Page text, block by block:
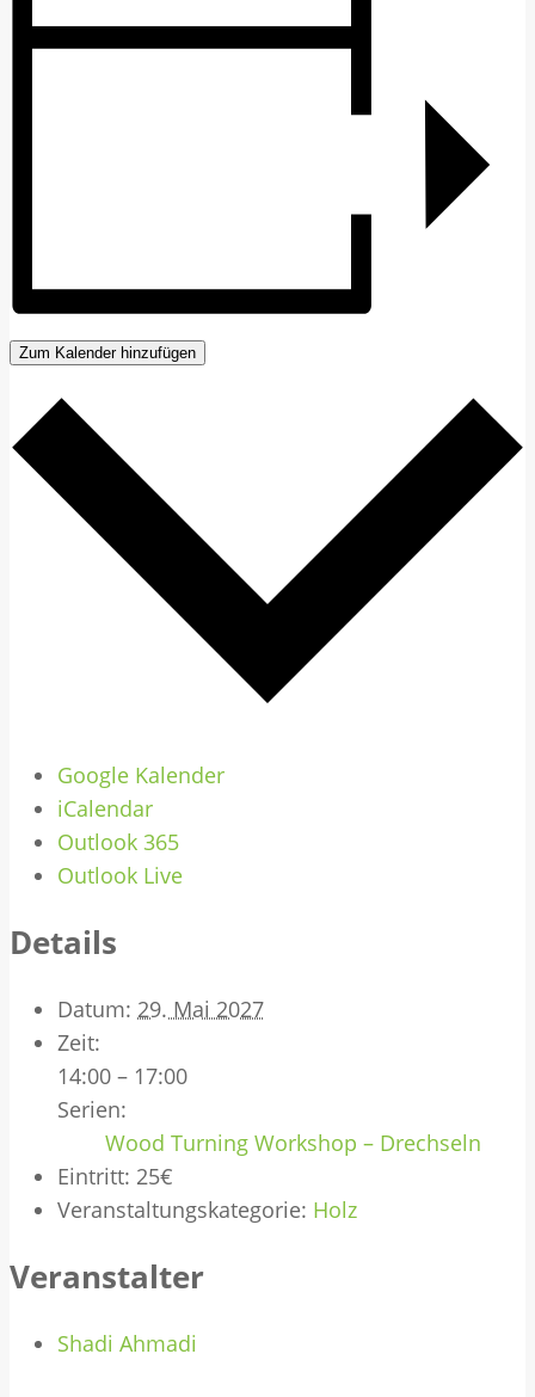
Zum Kalender hinzufügen
Google Kalender
iCalendar
Outlook 365
Outlook Live
Details
Datum: 29. Mai 2027
Zeit:
14:00 – 17:00
Serien:
Wood Turning Workshop – Drechseln
Eintritt: 25€
Veranstaltungskategorie: Holz
Veranstalter
Shadi Ahmadi